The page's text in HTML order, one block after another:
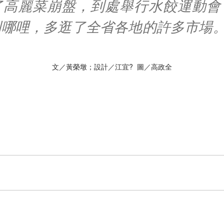
麗菜崩盤，到處舉行水餃運動
哩，多逛了全省各地的許多市場。
文／黃榮墩；設計／江宜? 圖／高政全